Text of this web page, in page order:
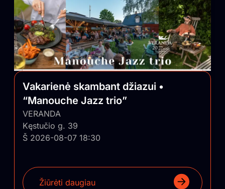
Renginys yra nemokamas
Kosmosas rupinsis apsauga ir durimis. (jiems nereikia
papildomai aiškinti, kodėl jus negalite patekti į vidų)
būkit ir atrodykit adekvatūs, gerbiantys save ir kitus.
#vinyl #cdj #musicmakers #audiophiles #modernpunks
Vakarienė skambant džiazui •
“Manouche Jazz trio”
VERANDA
Kęstučio g. 39
Š 2026-08-07 18:30
Žiūrėti daugiau